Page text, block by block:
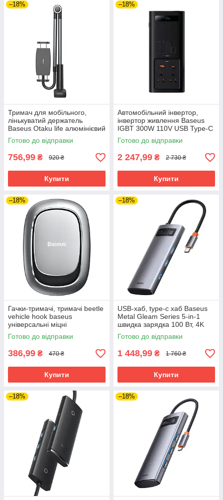
–18%
Тримач для мобільного,
лінькуватий держатель
Baseus Otaku life алюмінієвий
360° регулювання
Готово до відправки
756,99 ₴ 920 ₴
Купити
–18%
Автомобільний інвертор,
інвертор живлення Baseus
IGBT 300W 110V USB Type-C
Готово до відправки
2 247,99 ₴ 2 730 ₴
Купити
–18%
Гачки-тримачі, тримачі beetle
vehicle hook baseus
універсальні міцні
Готово до відправки
386,99 ₴ 470 ₴
Купити
–18%
USB-хаб, type-c хаб Baseus
Metal Gleam Series 5-in-1
швидка зарядка 100 Вт, 4K
HDMI
Готово до відправки
1 448,99 ₴ 1 760 ₴
Купити
–18% –18%